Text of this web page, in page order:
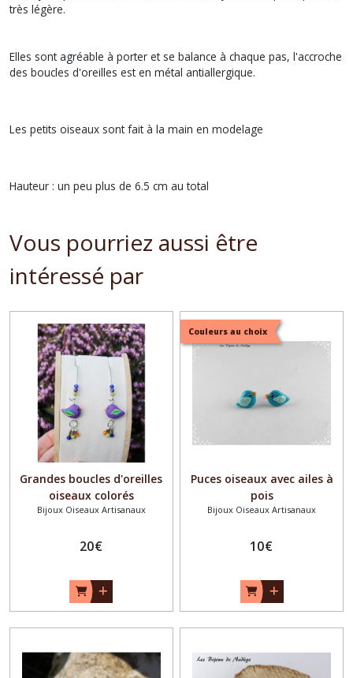
très légère.
Elles sont agréable à porter et se balance à chaque pas, l'accroche
des boucles d'oreilles est en métal antiallergique.
Les petits oiseaux sont fait à la main en modelage
Hauteur : un peu plus de 6.5 cm au total
Vous pourriez aussi être
intéressé par
Grandes boucles d'oreilles
oiseaux colorés
Bijoux Oiseaux Artisanaux
20€
Couleurs au choix
Puces oiseaux avec ailes à
pois
Bijoux Oiseaux Artisanaux
10€